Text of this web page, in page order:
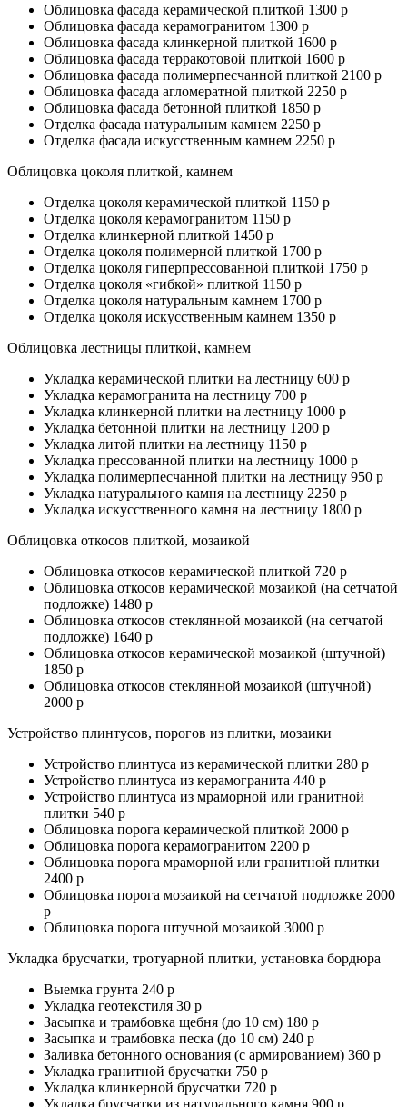
Облицовка фасада керамической плиткой 1300 р
Облицовка фасада керамогранитом 1300 р
Облицовка фасада клинкерной плиткой 1600 р
Облицовка фасада терракотовой плиткой 1600 р
Облицовка фасада полимерпесчанной плиткой 2100 р
Облицовка фасада агломератной плиткой 2250 р
Облицовка фасада бетонной плиткой 1850 р
Отделка фасада натуральным камнем 2250 р
Отделка фасада искусственным камнем 2250 р
Облицовка цоколя плиткой, камнем
Отделка цоколя керамической плиткой 1150 р
Отделка цоколя керамогранитом 1150 р
Отделка клинкерной плиткой 1450 р
Отделка цоколя полимерной плиткой 1700 р
Отделка цоколя гиперпрессованной плиткой 1750 р
Отделка цоколя «гибкой» плиткой 1150 р
Отделка цоколя натуральным камнем 1700 р
Отделка цоколя искусственным камнем 1350 р
Облицовка лестницы плиткой, камнем
Укладка керамической плитки на лестницу 600 р
Укладка керамогранита на лестницу 700 р
Укладка клинкерной плитки на лестницу 1000 р
Укладка бетонной плитки на лестницу 1200 р
Укладка литой плитки на лестницу 1150 р
Укладка прессованной плитки на лестницу 1000 р
Укладка полимерпесчанной плитки на лестницу 950 р
Укладка натурального камня на лестницу 2250 р
Укладка искусственного камня на лестницу 1800 р
Облицовка откосов плиткой, мозаикой
Облицовка откосов керамической плиткой 720 р
Облицовка откосов керамической мозаикой (на сетчатой
подложке) 1480 р
Облицовка откосов стеклянной мозаикой (на сетчатой
подложке) 1640 р
Облицовка откосов керамической мозаикой (штучной)
1850 р
Облицовка откосов стеклянной мозаикой (штучной)
2000 р
Устройство плинтусов, порогов из плитки, мозаики
Устройство плинтуса из керамической плитки 280 р
Устройство плинтуса из керамогранита 440 р
Устройство плинтуса из мраморной или гранитной
плитки 540 р
Облицовка порога керамической плиткой 2000 р
Облицовка порога керамогранитом 2200 р
Облицовка порога мраморной или гранитной плитки
2400 р
Облицовка порога мозаикой на сетчатой подложке 2000
р
Облицовка порога штучной мозаикой 3000 р
Укладка брусчатки, тротуарной плитки, установка бордюра
Выемка грунта 240 р
Укладка геотекстиля 30 р
Засыпка и трамбовка щебня (до 10 см) 180 р
Засыпка и трамбовка песка (до 10 см) 240 р
Заливка бетонного основания (с армированием) 360 р
Укладка гранитной брусчатки 750 р
Укладка клинкерной брусчатки 720 р
Укладка брусчатки из натурального камня 900 р